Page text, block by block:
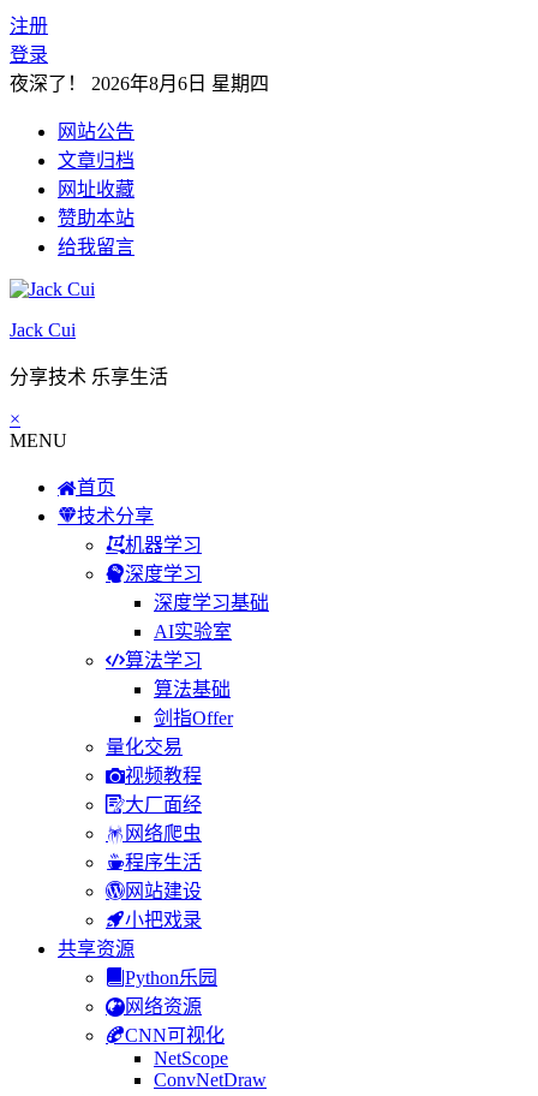
注册
登录
夜深了！ 2026年8月6日 星期四
网站公告
文章归档
网址收藏
赞助本站
给我留言
Jack Cui
分享技术 乐享生活
×
MENU
首页
技术分享
机器学习
深度学习
深度学习基础
AI实验室
算法学习
算法基础
剑指Offer
量化交易
视频教程
大厂面经
网络爬虫
程序生活
网站建设
小把戏录
共享资源
Python乐园
网络资源
CNN可视化
NetScope
ConvNetDraw